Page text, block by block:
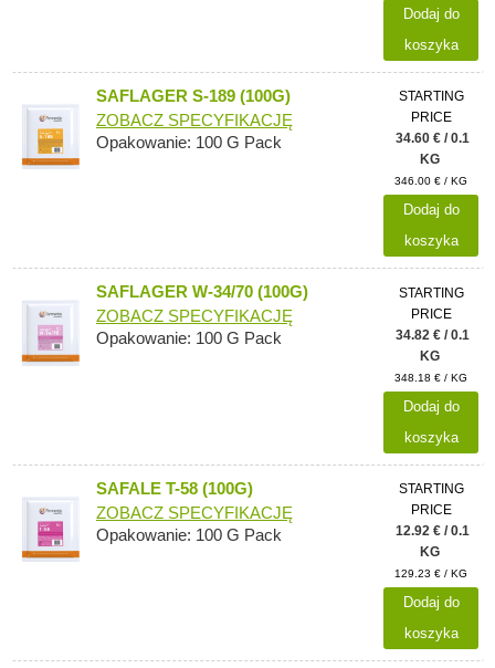
Dodaj do
koszyka
SAFLAGER S-189 (100G)
ZOBACZ SPECYFIKACJĘ
Opakowanie: 100 G Pack
STARTING
PRICE
34.60 € / 0.1
KG
346.00 € / KG
Dodaj do
koszyka
SAFLAGER W-34/70 (100G)
ZOBACZ SPECYFIKACJĘ
Opakowanie: 100 G Pack
STARTING
PRICE
34.82 € / 0.1
KG
348.18 € / KG
Dodaj do
koszyka
SAFALE T-58 (100G)
ZOBACZ SPECYFIKACJĘ
Opakowanie: 100 G Pack
STARTING
PRICE
12.92 € / 0.1
KG
129.23 € / KG
Dodaj do
koszyka